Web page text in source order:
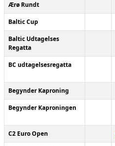
Ærø Rundt
Baltic Cup
Baltic Udtagelses
Regatta
BC udtagelsesregatta
Begynder Kaproning
Begynder Kaproningen
C2 Euro Open